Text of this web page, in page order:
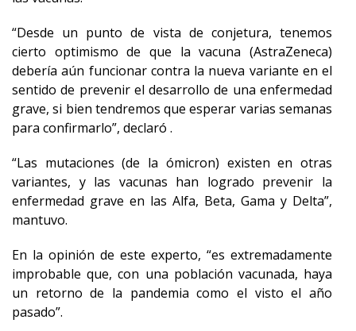
“Desde un punto de vista de conjetura, tenemos
cierto optimismo de que la vacuna (AstraZeneca)
debería aún funcionar contra la nueva variante en el
sentido de prevenir el desarrollo de una enfermedad
grave, si bien tendremos que esperar varias semanas
para confirmarlo”, declaró .
“Las mutaciones (de la ómicron) existen en otras
variantes, y las vacunas han logrado prevenir la
enfermedad grave en las Alfa, Beta, Gama y Delta”,
mantuvo.
En la opinión de este experto, “es extremadamente
improbable que, con una población vacunada, haya
un retorno de la pandemia como el visto el año
pasado”.